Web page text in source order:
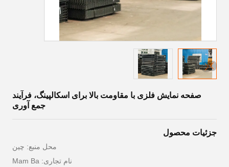
صفحه نمایش فلزی با مقاومت بالا برای اسکالپینگ، فرآیند
جمع آوری
جزئیات محصول
محل منبع: چین
نام تجاری: Mam Ba